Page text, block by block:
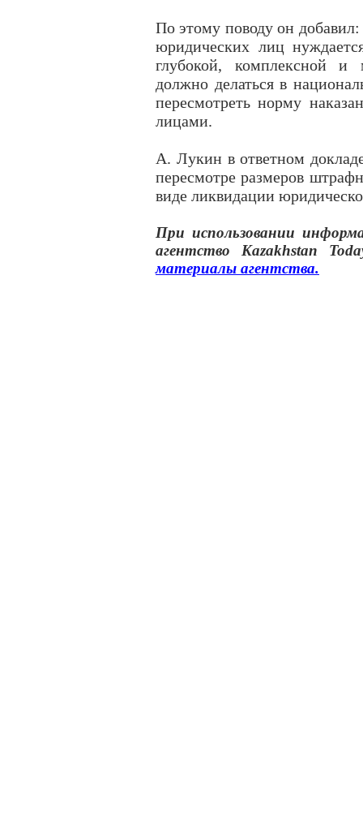
По этому поводу он
юридических лиц
глубокой, комплексной и
должно делаться в
пересмотреть норму
лицами.
А. Лукин в ответном
пересмотре размеров
виде ликвидации
При использовании
агентство Kazakhstan
материалы агентства.